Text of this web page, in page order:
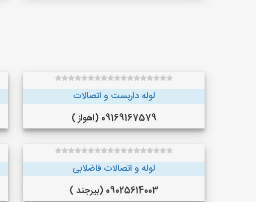
لوله داربست و اتصالات
09169167579 (اهواز )
لوله و اتصالات فاضلابی
09025614003 (بیرجند )